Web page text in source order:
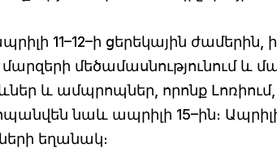
11–12–ի ցերեկային
մեծամասնությունում և
և ամպրոպներ, որոնք Լոռիում,
նաև ապրիլի 15–ին։
եղանակ։